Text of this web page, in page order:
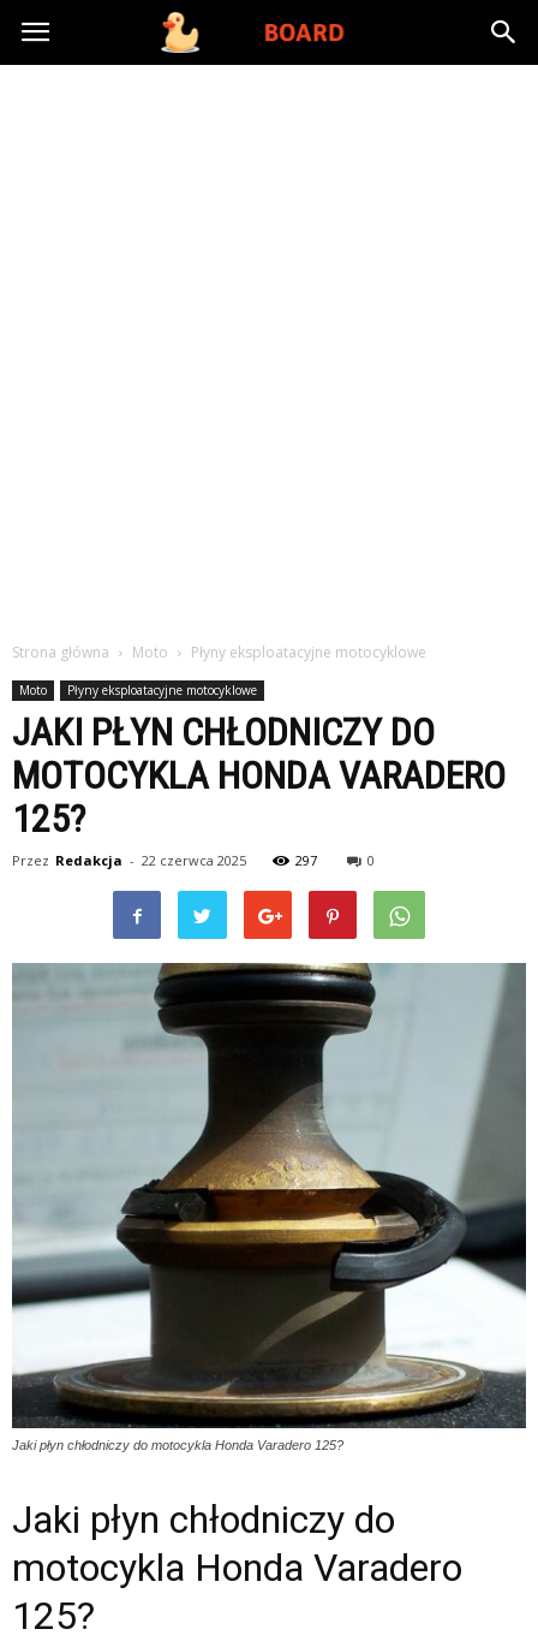
Toysboard.pl
Strona główna Moto Płyny eksploatacyjne motocyklowe
Moto Płyny eksploatacyjne motocyklowe
JAKI PŁYN CHŁODNICZY DO
MOTOCYKLA HONDA VARADERO
125?
Przez Redakcja - 22 czerwca 2025 297 0
Jaki płyn chłodniczy do motocykla Honda Varadero 125?
Jaki płyn chłodniczy do
motocykla Honda Varadero
125?